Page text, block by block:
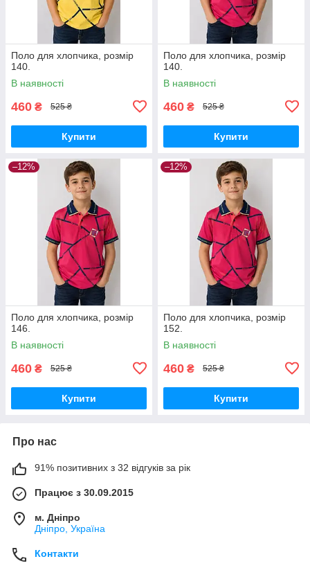
Поло для хлопчика, розмір
140.
В наявності
460 ₴ 525 ₴
Купити
Поло для хлопчика, розмір
140.
В наявності
460 ₴ 525 ₴
Купити
–12%
Поло для хлопчика, розмір
146.
В наявності
460 ₴ 525 ₴
Купити
–12%
Поло для хлопчика, розмір
152.
В наявності
460 ₴ 525 ₴
Купити
Про нас
91% позитивних з 32 відгуків за рік
Працює з 30.09.2015
м. Дніпро
Дніпро, Україна
Контакти